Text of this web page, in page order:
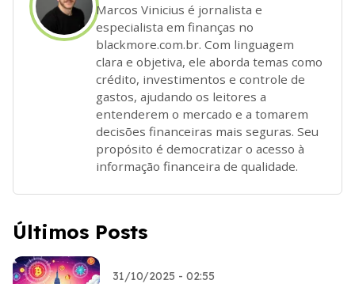
Marcos Vinicius é jornalista e
especialista em finanças no
blackmore.com.br. Com linguagem
clara e objetiva, ele aborda temas como
crédito, investimentos e controle de
gastos, ajudando os leitores a
entenderem o mercado e a tomarem
decisões financeiras mais seguras. Seu
propósito é democratizar o acesso à
informação financeira de qualidade.
Últimos Posts
31/10/2025 - 02:55